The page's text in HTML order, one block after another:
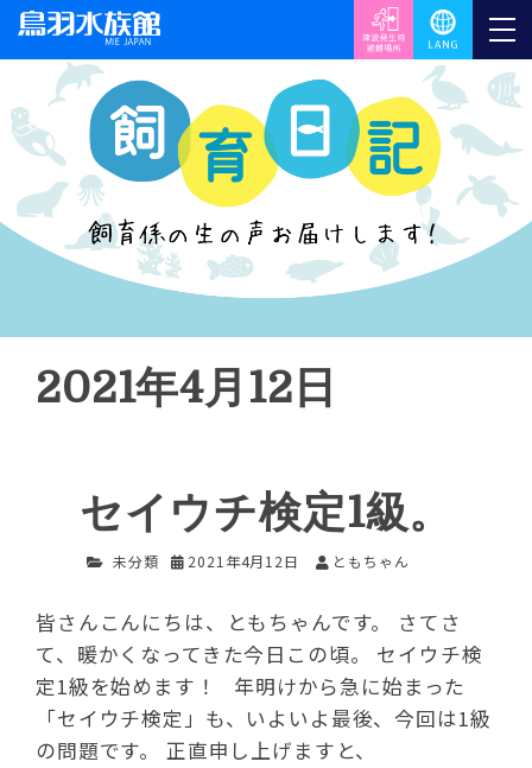
2021年4月12日
セイウチ検定1級。
未分類 2021年4月12日 ともちゃん
皆さんこんにちは、ともちゃんです。 さてさ
て、暖かくなってきた今日この頃。 セイウチ検
定1級を始めます！ 年明けから急に始まった
「セイウチ検定」も、いよいよ最後、今回は1級
の問題です。 正直申し上げますと、